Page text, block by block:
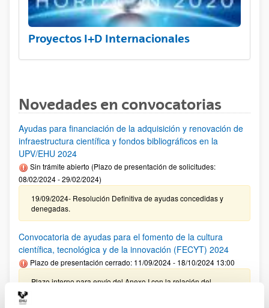
Proyectos I+D Internacionales
Novedades en convocatorias
Ayudas para financiación de la adquisición y renovación de
infraestructura científica y fondos bibliográficos en la
UPV/EHU 2024
Sin trámite abierto (Plazo de presentación de solicitudes:
08/02/2024 - 29/02/2024)
19/09/2024- Resolución Definitiva de ayudas concedidas y
denegadas.
Convocatoria de ayudas para el fomento de la cultura
científica, tecnológica y de la innovación (FECYT) 2024
Plazo de presentación cerrado: 11/09/2024 - 18/10/2024 13:00
Plazo interno para envío del Anexo I con la relación del